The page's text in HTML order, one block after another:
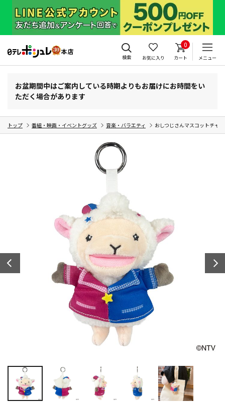
検索 お気に入り
0
カート メニュー
お盆期間中はご案内している時期よりもお届けにお時間をい
ただく場合があります
トップ 番組・映画・イベントグッズ 音楽・バラエティ おしつじさんマスコットチャ